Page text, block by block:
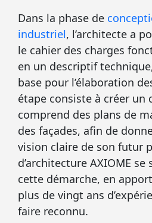
Dans la phase de
industriel, l’architecte a
le cahier des charges
en un descriptif
base pour l’élaboration
étape consiste à créer un
comprend des plans de
des façades, afin de
vision claire de son futur
d’architecture AXIOME se
cette démarche, en
plus de vingt ans
faire reconnu.